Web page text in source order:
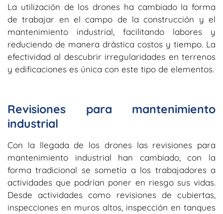
La utilización de los drones ha cambiado la forma
de trabajar en el campo de la construcción y el
mantenimiento industrial, facilitando labores y
reduciendo de manera drástica costos y tiempo. La
efectividad al descubrir irregularidades en terrenos
y edificaciones es única con este tipo de elementos.
Revisiones para mantenimiento
industrial
Con la llegada de los drones las revisiones para
mantenimiento industrial han cambiado, con la
forma tradicional se sometía a los trabajadores a
actividades que podrían poner en riesgo sus vidas.
Desde actividades como revisiones de cubiertas,
inspecciones en muros altos, inspección en tanques